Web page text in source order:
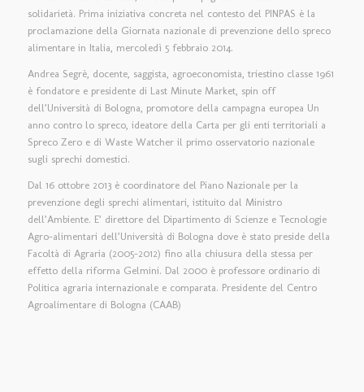
solidarietà. Prima iniziativa concreta nel contesto del PINPAS è la
proclamazione della Giornata nazionale di prevenzione dello spreco
alimentare in Italia, mercoledì 5 febbraio 2014.
Andrea Segrè, docente, saggista, agroeconomista, triestino classe 1961
è fondatore e presidente di Last Minute Market, spin off
dell’Università di Bologna, promotore della campagna europea Un
anno contro lo spreco, ideatore della Carta per gli enti territoriali a
Spreco Zero e di Waste Watcher il primo osservatorio nazionale
sugli sprechi domestici.
Dal 16 ottobre 2013 è coordinatore del Piano Nazionale per la
prevenzione degli sprechi alimentari, istituito dal Ministro
dell’Ambiente. E’ direttore del Dipartimento di Scienze e Tecnologie
Agro-alimentari dell’Università di Bologna dove è stato preside della
Facoltà di Agraria (2005-2012) fino alla chiusura della stessa per
effetto della riforma Gelmini. Dal 2000 è professore ordinario di
Politica agraria internazionale e comparata. Presidente del Centro
Agroalimentare di Bologna (CAAB)